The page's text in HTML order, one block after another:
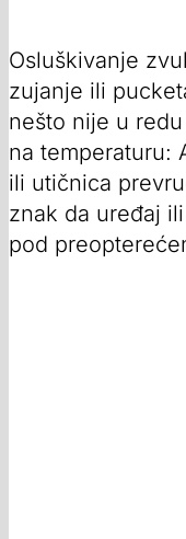
Osluškivanje
zujanje ili
nešto nije u
na temperaturu:
ili utičnica
znak da uređaj
pod